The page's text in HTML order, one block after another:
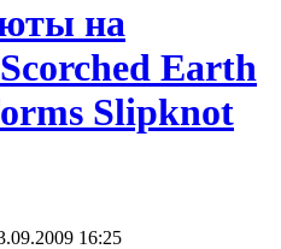
на
Earth
Slipknot
16:25